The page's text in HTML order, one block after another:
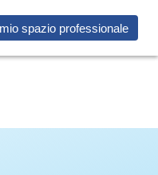
spazio professionale